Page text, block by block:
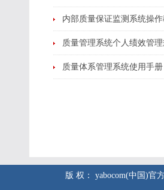
内部质量保证监测系统操
质量管理系统个人绩效管
质量体系管理系统使用手册
版 权： yabocom(中国)官